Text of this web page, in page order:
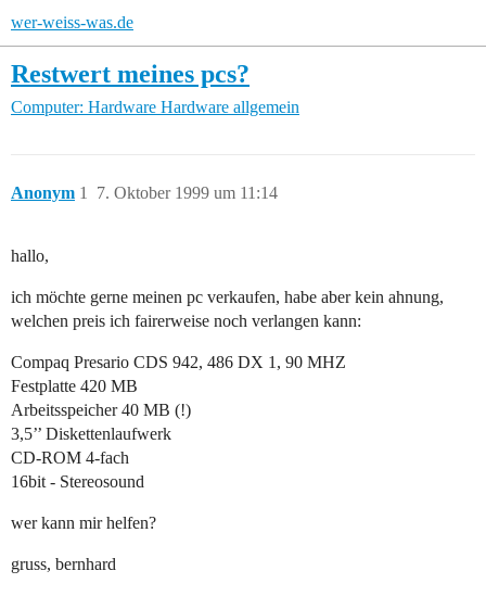
wer-weiss-was.de
Restwert meines pcs?
Computer: Hardware Hardware allgemein
Anonym 7. Oktober 1999 um 11:14
1
hallo,
ich möchte gerne meinen pc verkaufen, habe aber kein ahnung,
welchen preis ich fairerweise noch verlangen kann:
Compaq Presario CDS 942, 486 DX 1, 90 MHZ
Festplatte 420 MB
Arbeitsspeicher 40 MB (!)
3,5’’ Diskettenlaufwerk
CD-ROM 4-fach
16bit - Stereosound
wer kann mir helfen?
gruss, bernhard